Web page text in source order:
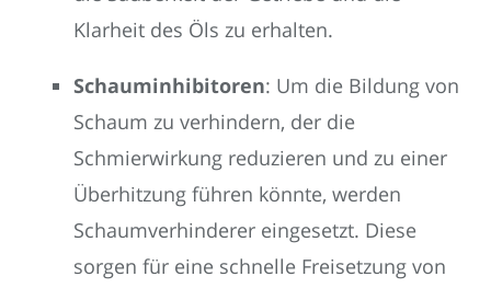
Klarheit des Öls zu erhalten.
Schauminhibitoren: Um die Bildung von
Schaum zu verhindern, der die
Schmierwirkung reduzieren und zu einer
Überhitzung führen könnte, werden
Schaumverhinderer eingesetzt. Diese
sorgen für eine schnelle Freisetzung von